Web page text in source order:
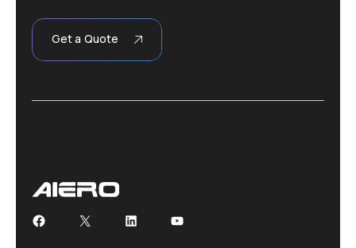
Get a Quote
Facebook
X LinkedInYouTube